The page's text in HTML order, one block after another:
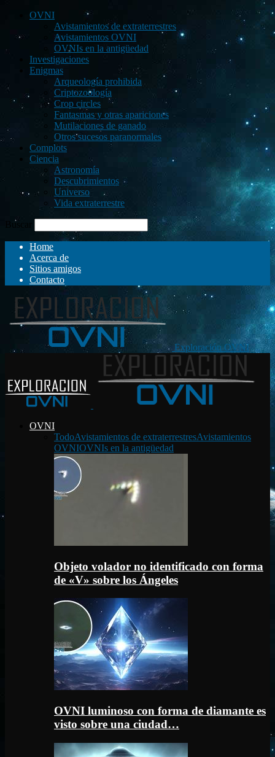
OVNI
Avistamientos de extraterrestres
Avistamientos OVNI
OVNIs en la antigüedad
Investigaciones
Enigmas
Arqueología prohibida
Criptozoología
Crop circles
Fantasmas y otras apariciones
Mutilaciones de ganado
Otros sucesos paranormales
Complots
Ciencia
Astronomía
Descubrimientos
Universo
Vida extraterrestre
Buscar
Home
Acerca de
Sitios amigos
Contacto
Exploración OVNI
OVNI
TodoAvistamientos de extraterrestresAvistamientos
OVNIOVNIs en la antigüedad
Objeto volador no identificado con forma
de «V» sobre los Ángeles
OVNI luminoso con forma de diamante es
visto sobre una ciudad…